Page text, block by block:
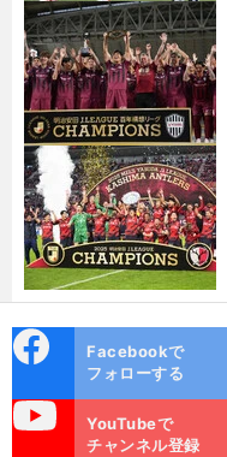
ok
Facebookで
フォローする
YouTubeで
チャンネル登録